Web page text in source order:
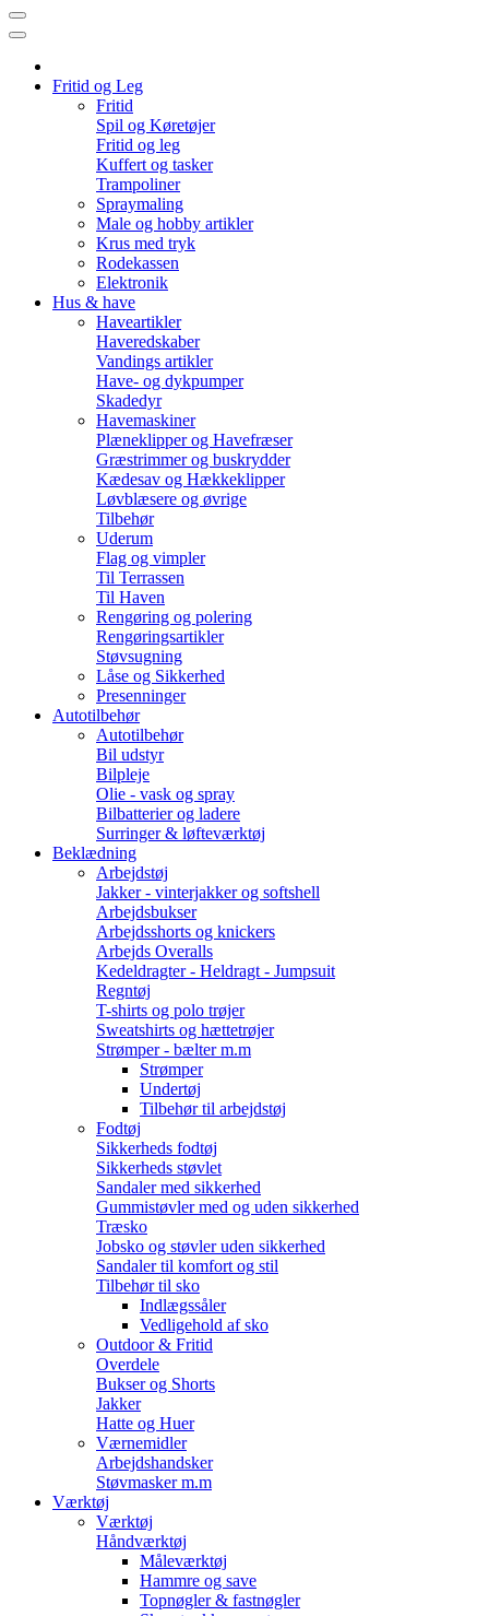
Fritid og Leg
Fritid
Spil og Køretøjer
Fritid og leg
Kuffert og tasker
Trampoliner
Spraymaling
Male og hobby artikler
Krus med tryk
Rodekassen
Elektronik
Hus & have
Haveartikler
Haveredskaber
Vandings artikler
Have- og dykpumper
Skadedyr
Havemaskiner
Plæneklipper og Havefræser
Græstrimmer og buskrydder
Kædesav og Hækkeklipper
Løvblæsere og øvrige
Tilbehør
Uderum
Flag og vimpler
Til Terrassen
Til Haven
Rengøring og polering
Rengøringsartikler
Støvsugning
Låse og Sikkerhed
Presenninger
Autotilbehør
Autotilbehør
Bil udstyr
Bilpleje
Olie - vask og spray
Bilbatterier og ladere
Surringer & løfteværktøj
Beklædning
Arbejdstøj
Jakker - vinterjakker og softshell
Arbejdsbukser
Arbejdsshorts og knickers
Arbejds Overalls
Kedeldragter - Heldragt - Jumpsuit
Regntøj
T-shirts og polo trøjer
Sweatshirts og hættetrøjer
Strømper - bælter m.m
Strømper
Undertøj
Tilbehør til arbejdstøj
Fodtøj
Sikkerheds fodtøj
Sikkerheds støvlet
Sandaler med sikkerhed
Gummistøvler med og uden sikkerhed
Træsko
Jobsko og støvler uden sikkerhed
Sandaler til komfort og stil
Tilbehør til sko
Indlægssåler
Vedligehold af sko
Outdoor & Fritid
Overdele
Bukser og Shorts
Jakker
Hatte og Huer
Værnemidler
Arbejdshandsker
Støvmasker m.m
Værktøj
Værktøj
Håndværktøj
Måleværktøj
Hammre og save
Topnøgler & fastnøgler